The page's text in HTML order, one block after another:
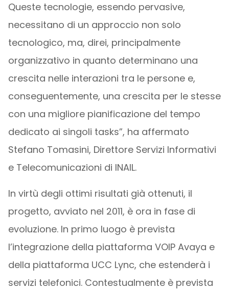
Queste tecnologie, essendo pervasive,
necessitano di un approccio non solo
tecnologico, ma, direi, principalmente
organizzativo in quanto determinano una
crescita nelle interazioni tra le persone e,
conseguentemente, una crescita per le stesse
con una migliore pianificazione del tempo
dedicato ai singoli tasks”, ha affermato
Stefano Tomasini, Direttore Servizi Informativi
e Telecomunicazioni di INAIL.
In virtù degli ottimi risultati già ottenuti, il
progetto, avviato nel 2011, è ora in fase di
evoluzione. In primo luogo è prevista
l’integrazione della piattaforma VOIP Avaya e
della piattaforma UCC Lync, che estenderà i
servizi telefonici. Contestualmente è prevista